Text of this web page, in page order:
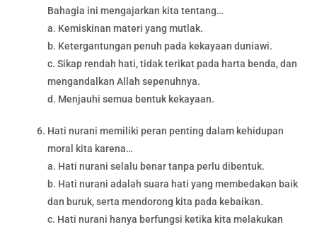
Bahagia ini mengajarkan kita tentang…
a. Kemiskinan materi yang mutlak.
b. Ketergantungan penuh pada kekayaan duniawi.
c. Sikap rendah hati, tidak terikat pada harta benda, dan
mengandalkan Allah sepenuhnya.
d. Menjauhi semua bentuk kekayaan.
Hati nurani memiliki peran penting dalam kehidupan
moral kita karena…
a. Hati nurani selalu benar tanpa perlu dibentuk.
b. Hati nurani adalah suara hati yang membedakan baik
dan buruk, serta mendorong kita pada kebaikan.
c. Hati nurani hanya berfungsi ketika kita melakukan